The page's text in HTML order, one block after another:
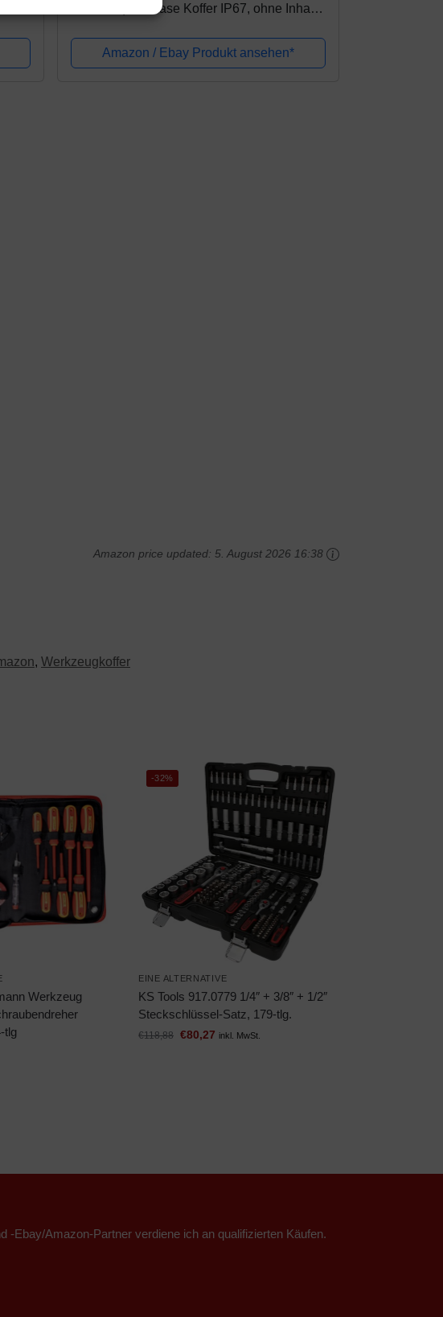
500 leer (Hardcase Koffer IP67, ohne Inhalt,
Schwarz)Amazon / Ebay Produkt ansehen*
Amazon price updated: 5. August 2026 16:38
, Werkzeugkoffer
Werkzeug
tlg
-32%
EINE ALTERNATIVE
KS Tools 917.0779 1/4″ + 3/8″ + 1/2″
Steckschlüssel-Satz, 179-tlg.
€118,88 €80,27 inkl. MwSt.
-Ebay/Amazon-Partner verdiene ich an qualifizierten Käufen.